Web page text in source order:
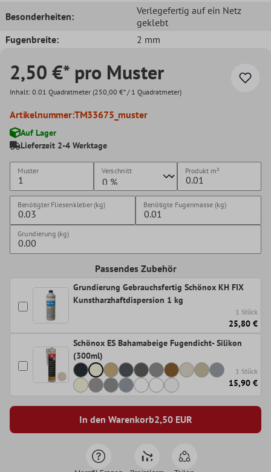
Besonderheiten:
Verlegefertig auf ein Netz
geklebt
Fugenbreite:
2 mm
2,50 €* pro Muster
Inhalt: 0.01 Quadratmeter (250,00 €* / 1 Quadratmeter)
Artikelnummer:TM33675_muster
Auf Lager
Lieferzeit 2-4 Werktage
Muster Verschnitt Produkt m²
Benötigter Fliesenkleber (kg) Benötigte Fugenmasse (kg)
Grundierung (kg)
Passendes Zubehör
Grundierung Gebrauchsfertig Schönox KH FIX
Kunstharzhaftdispersion 1 kg
1 Stück
25,80 €
Schönox ES Bahamabeige Fugendicht- Silikon
(300ml)
1 Stück
15,90 €
In den Warenkorb2,50EUR